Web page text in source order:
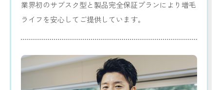
業界初のサブスク型と製品完全保証プランにより増毛
ライフを安心してご提供しています。